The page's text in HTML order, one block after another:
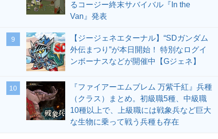
るコージー終末サバイバル『In the
Van』発表
9
【ジージェネエターナル】“SDガンダム
外伝まつり”が本日開始！ 特別なログイ
ンボーナスなどが開催中【Gジェネ】
10
『ファイアーエムブレム 万紫千紅』兵種
（クラス）まとめ。初級職5種、中級職
10種以上で、上級職には戦象兵など巨大
な生物に乗って戦う兵種も存在